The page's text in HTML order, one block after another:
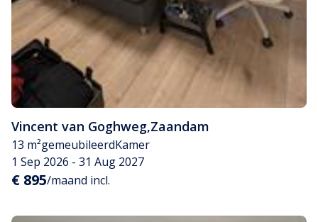
Vincent van Goghweg,Zaandam
13 m²gemeubileerdKamer
1 Sep 2026 - 31 Aug 2027
€ 895/maand incl.